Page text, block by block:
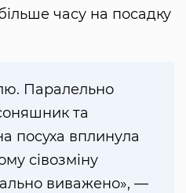
часу на посадку
Паралельно
та
посуха вплинула
сівозміну
виважено», —